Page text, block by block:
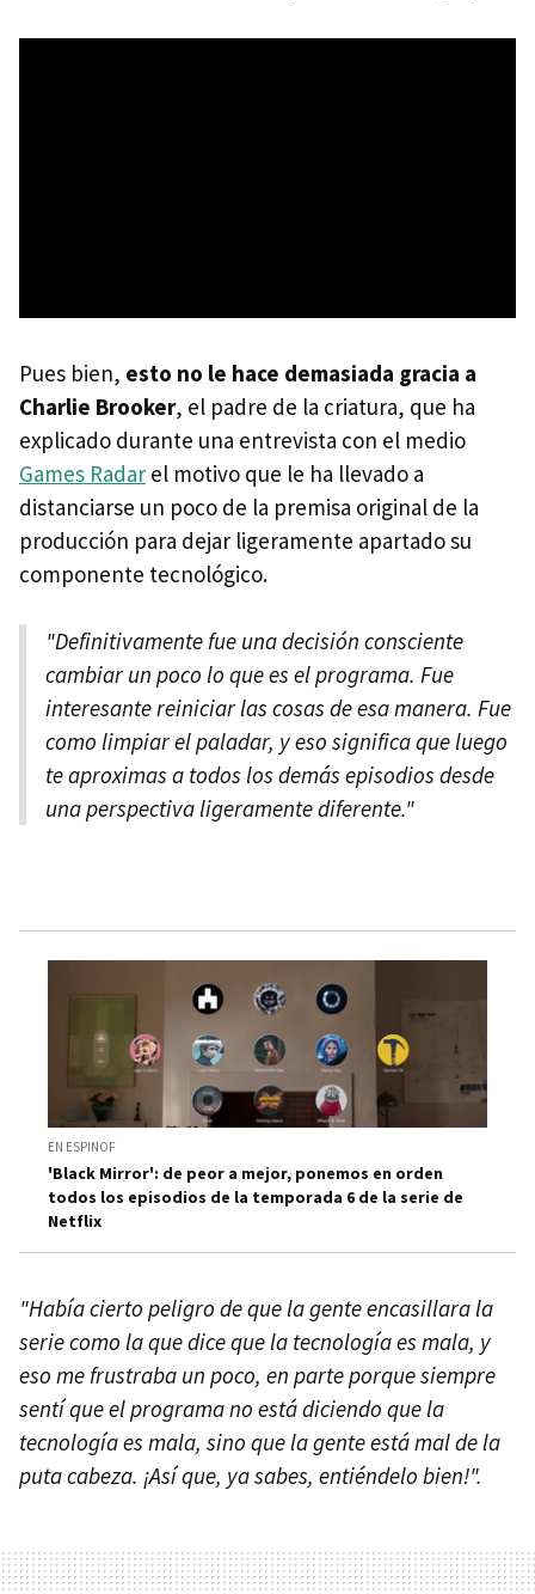
Pues bien, esto no le hace demasiada gracia a
Charlie Brooker, el padre de la criatura, que ha
explicado durante una entrevista con el medio
Games Radar el motivo que le ha llevado a
distanciarse un poco de la premisa original de la
producción para dejar ligeramente apartado su
componente tecnológico.
"Definitivamente fue una decisión consciente
cambiar un poco lo que es el programa. Fue
interesante reiniciar las cosas de esa manera. Fue
como limpiar el paladar, y eso significa que luego
te aproximas a todos los demás episodios desde
una perspectiva ligeramente diferente."
EN ESPINOF
'Black Mirror': de peor a mejor, ponemos en orden
todos los episodios de la temporada 6 de la serie de
Netflix
"Había cierto peligro de que la gente encasillara la
serie como la que dice que la tecnología es mala, y
eso me frustraba un poco, en parte porque siempre
sentí que el programa no está diciendo que la
tecnología es mala, sino que la gente está mal de la
puta cabeza. ¡Así que, ya sabes, entiéndelo bien!".